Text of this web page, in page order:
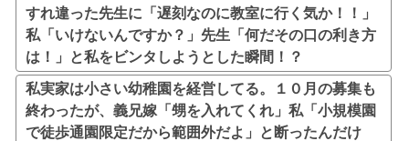
すれ違った先生に「遅刻なのに教室に行く気か！！」
私「いけないんですか？」先生「何だその口の利き方
は！」と私をビンタしようとした瞬間！？
私実家は小さい幼稚園を経営してる。１０月の募集も
終わったが、義兄嫁「甥を入れてくれ」私「小規模園
で徒歩通園限定だから範囲外だよ」と断ったんだけ